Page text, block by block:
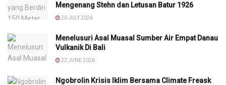
Mengenang Stehn dan Letusan Batur 1926
20 JULY 2026
Menelusuri Asal Muasal Sumber Air Empat Danau
Vulkanik Di Bali
22 JUNE 2026
Ngobrolin Krisis Iklim Bersama Climate Freask